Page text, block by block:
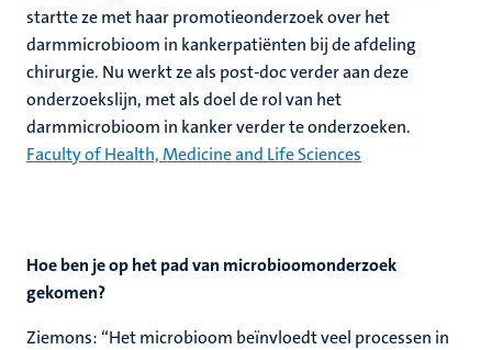
startte ze met haar promotieonderzoek over het
darmmicrobioom in kankerpatiënten bij de afdeling
chirurgie. Nu werkt ze als post-doc verder aan deze
onderzoekslijn, met als doel de rol van het
darmmicrobioom in kanker verder te onderzoeken.
Faculty of Health, Medicine and Life Sciences
Hoe ben je op het pad van microbioomonderzoek
gekomen?
Ziemons: “Het microbioom beïnvloedt veel processen in